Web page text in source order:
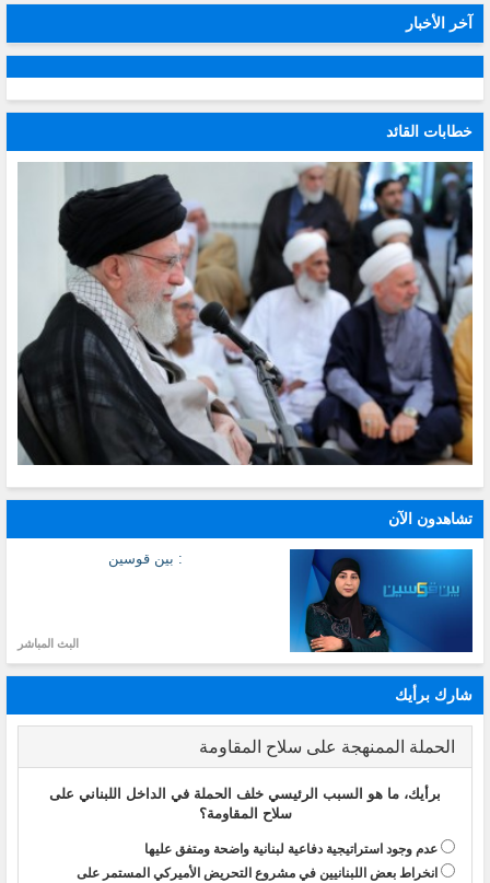
آخر الأخبار
خطابات القائد
تشاهدون الآن
: بين قوسين
البث المباشر
شارك برأيك
الحملة الممنهجة على سلاح المقاومة
برأيك، ما هو السبب الرئيسي خلف الحملة في الداخل اللبناني على
سلاح المقاومة؟
عدم وجود استراتيجية دفاعية لبنانية واضحة ومتفق عليها
انخراط بعض اللبنانيين في مشروع التحريض الأميركي المستمر على